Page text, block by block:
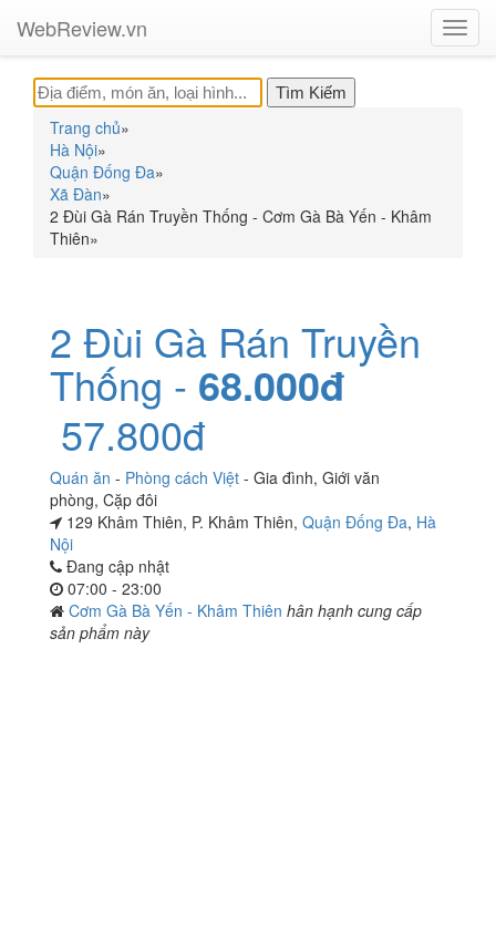
WebReview.vn
Trang chủ»
Hà Nội»
Quận Đống Đa»
Xã Đàn»
2 Đùi Gà Rán Truyền Thống - Cơm Gà Bà Yến - Khâm
Thiên»
2 Đùi Gà Rán Truyền
Thống - 68.000đ
57.800đ
Quán ăn - Phòng cách Việt - Gia đình, Giới văn
phòng, Cặp đôi
129 Khâm Thiên, P. Khâm Thiên, Quận Đống Đa, Hà
Nội
Đang cập nhật
07:00 - 23:00
Cơm Gà Bà Yến - Khâm Thiên hân hạnh cung cấp
sản phẩm này